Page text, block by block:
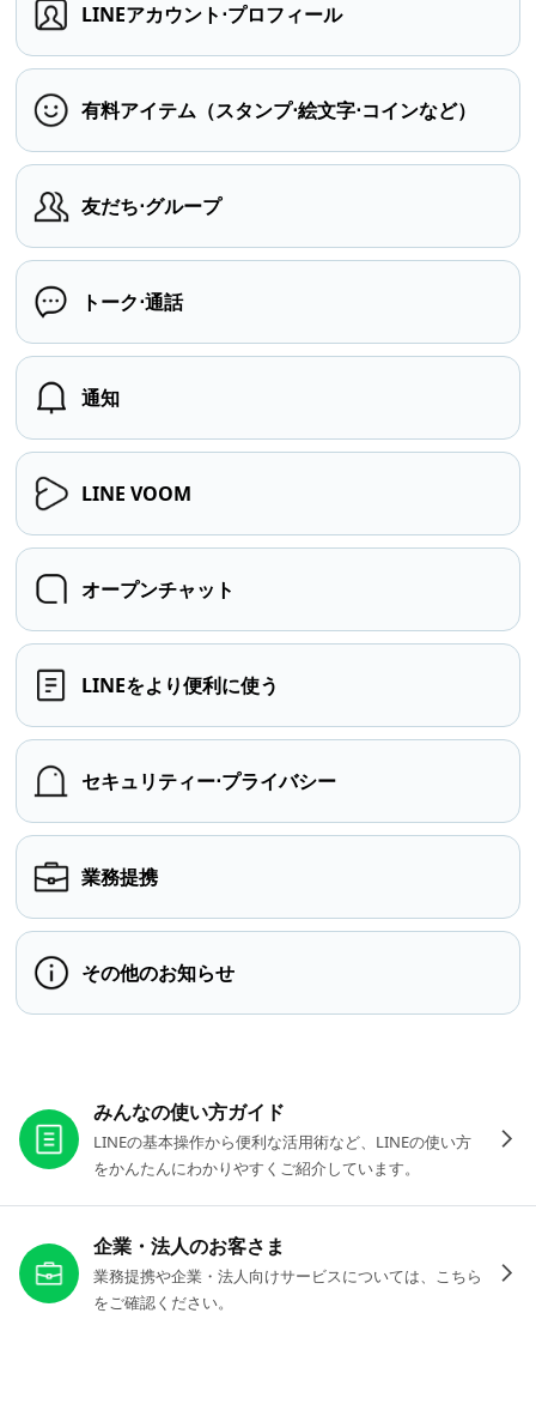
LINEアカウント⋅プロフィール
有料アイテム（スタンプ⋅絵文字⋅コインなど）
友だち⋅グループ
トーク⋅通話
通知
LINE VOOM
オープンチャット
LINEをより便利に使う
セキュリティー⋅プライバシー
業務提携
その他のお知らせ
みんなの使い方ガイド
LINEの基本操作から便利な活用術など、LINEの使い方
をかんたんにわかりやすくご紹介しています。
企業・法人のお客さま
業務提携や企業・法人向けサービスについては、こちら
をご確認ください。